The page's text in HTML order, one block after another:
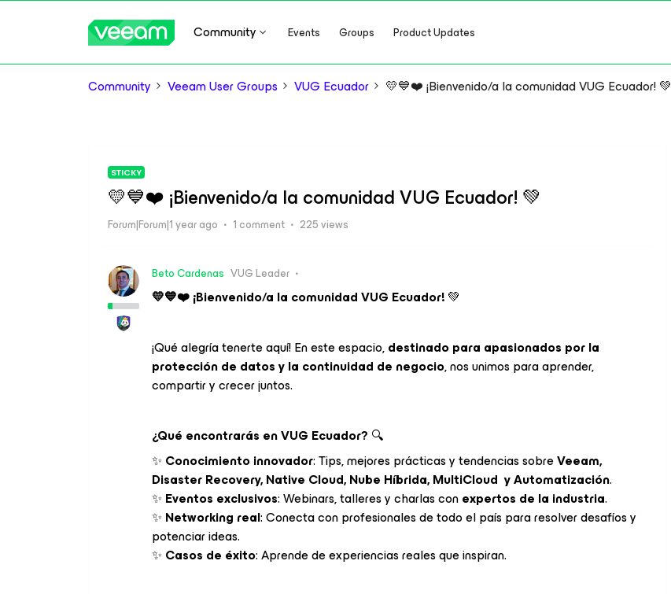
Community Events Groups Product Updates
Community Veeam User Groups VUG Ecuador 💛💙❤️ ¡Bienvenido/a la comunidad VUG Ecuador! 💚
STICKY
💛💙❤️ ¡Bienvenido/a la comunidad VUG Ecuador! 💚
Forum|Forum|1 year ago 1 comment 225 views
Beto Cardenas VUG Leader
💛💙❤️¡Bienvenido/a la comunidad VUG Ecuador!💚
¡Qué alegría tenerte aquí! En este espacio,destinado para apasionados por la
protección de datos y la continuidad de negocio, nos unimos para aprender,
compartir y crecer juntos.
¿Qué encontrarás en VUG Ecuador? 🔍
✨ Conocimiento innovador: Tips, mejores prácticas y tendencias sobreVeeam,
Disaster Recovery, Native Cloud, Nube Híbrida, MultiCloud y Automatización.
✨ Eventos exclusivos: Webinars, talleres y charlas conexpertos de la industria.
✨ Networking real: Conecta con profesionales de todo el país para resolver desafíos y
potenciar ideas.
✨ Casos de éxito: Aprende de experiencias reales que inspiran.